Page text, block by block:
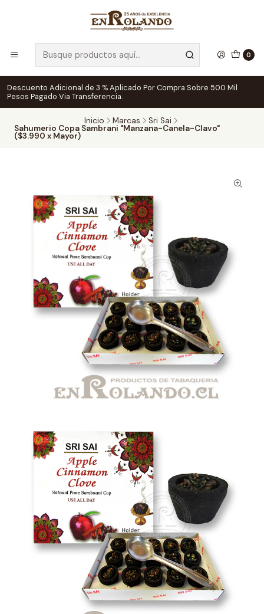
0
Descuento Adicional de 3 % Aplicado Por Compra Sobre 500 Mil
Pesos Pagado Via Transferencia.
Inicio Marcas Sri Sai
Sahumerio Copa Sambrani "Manzana-Canela-Clavo"
($3.990 x Mayor)